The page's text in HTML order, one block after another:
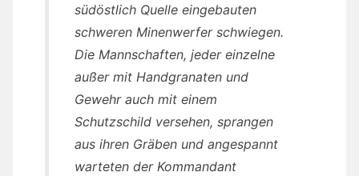
südöstlich Quelle eingebauten
schweren Minenwerfer schwiegen.
Die Mannschaften, jeder einzelne
außer mit Handgranaten und
Gewehr auch mit einem
Schutzschild versehen, sprangen
aus ihren Gräben und angespannt
warteten der Kommandant